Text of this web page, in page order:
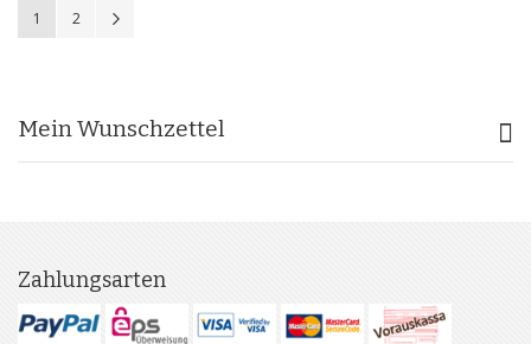
Sie lesen gerade Seite
1 Seite
2
Mein Wunschzettel
Zahlungsarten